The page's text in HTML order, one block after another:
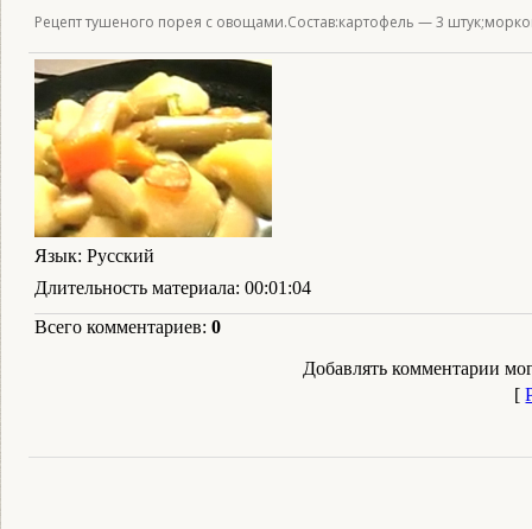
Рецепт тушеного порея с овощами.Состав:картофель — 3
Язык: Русский
Длительность материала: 00:01:04
Всего комментариев: 0
Добавлять комментарии
[